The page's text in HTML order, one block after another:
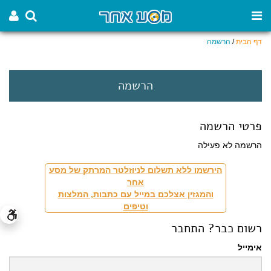
דף הבית/ הרשמה
הרשמה
פרטי הרשמה
הרשמה לא פעילה
הירשמו ללא תשלום לניוזלטר המרתק של מסע
אחר
והמגזין אצלכם במייל עם כתבות, המלצות
וטיפים
רשום כבר? התחבר
אימייל